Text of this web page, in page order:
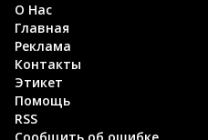
О Нас
Главная
Реклама
Контакты
Этикет
Помощь
RSS